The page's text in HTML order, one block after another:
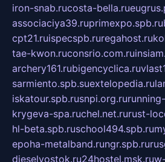
iron-snab.rucosta-bella.ru
associaciya39.ruprimexpo.spb.ru
cpt21.ruispecspb.ruregahost.ru
tae-kwon.ruconsrio.com.ru
archery161.rubigencyclica.ru
sarmiento.spb.suextelopedia.ru
iskatour.spb.rusnpi.org.ru
krygeva-spa.ruchel.net.rurust-
hl-beta.spb.ruschool494.spb.ru
epoha-metalband.rungr.spb.ru
dieselvostok.ru24hostel.msk.ru